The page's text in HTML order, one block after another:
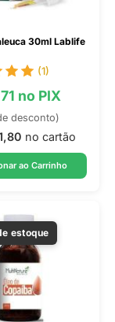
30ml Lablife
(1)
no PIX
desconto)
no cartão
ao Carrinho
estoque